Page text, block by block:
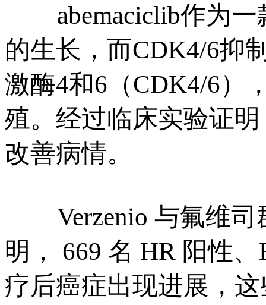
abemaciclib作为
的生长，而CDK4/6抑
激酶4和6（CDK4/6）
殖。经过临床实验证
改善病情。
Verzenio 与氟维
明， 669 名 HR 阳性
疗后癌症出现进展，